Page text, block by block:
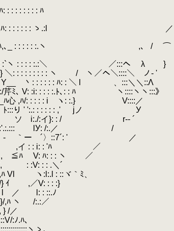
:: : : : : : : :.ﾊ: : : : : : : : : ﾊ
: :.ﾊ: : : : : : : ゝ.:l ／
Vﾊ,､_ : : : : : :.ヽ ,、 / ⌒
:`ヽ : : : : :.:＼ ／:::ヘ λ }
: : : : : ヽ / ヽ／ヘ＼::::＼ ノ- '
: : : : ﾊ: : ＼ l ゞ、:::＼＼::Λ
:i: : : : :.ﾄ､: : ﾊ ヽ::::ヽヽ:::》
,ﾊ/: : : : : i ヽ: :.} V::::／
り ' ':.: : : : : : ,' jノ У
ゝソ i:./:イ}: : / r-‐ ´
lУ: /:.／ /
- ｀ー ´〉::7´: '
／
: : i: : 'ﾊ ／
ﾊ: : : ヽ ／
:V: : : .＼´
: ::ヾ｀ﾐ、
V: : : :}
l: : ::.ﾉ
ヽ
/:.:／
／
ﾉ.ﾊ、
ヽゝ、_